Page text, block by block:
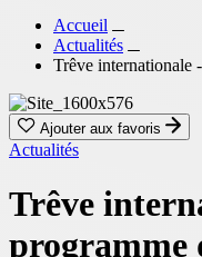
Accueil
Actualités
Trêve internationale
Ajouter aux favoris
Actualités
Trêve
programme